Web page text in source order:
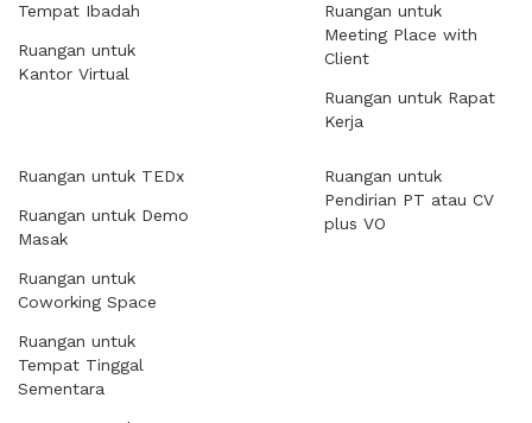
Tempat Ibadah
Ruangan untuk
Kantor Virtual
Ruangan untuk
Meeting Place with
Client
Ruangan untuk Rapat
Kerja
Ruangan untuk TEDx
Ruangan untuk Demo
Masak
Ruangan untuk
Coworking Space
Ruangan untuk
Tempat Tinggal
Sementara
Ruangan untuk
Pendirian PT atau CV
plus VO